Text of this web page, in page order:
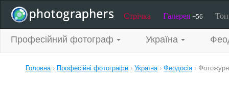
Стрічка Галерея +56
Професійний фотограф Україна
Головна› Професійні фотографи › Україна› Феодосія ›